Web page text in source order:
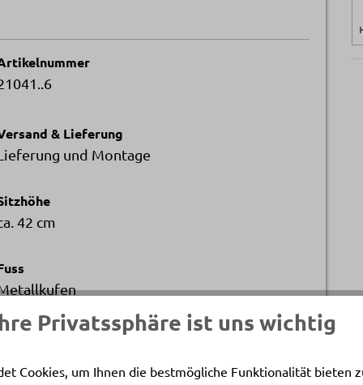
& Lieferung
und Montage
42 cm
Gegen Aufpreis
Privatssphäre ist uns wichtig
Cookies, um Ihnen die bestmögliche Funktionalität bieten